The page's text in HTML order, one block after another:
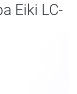
Eiki LC-